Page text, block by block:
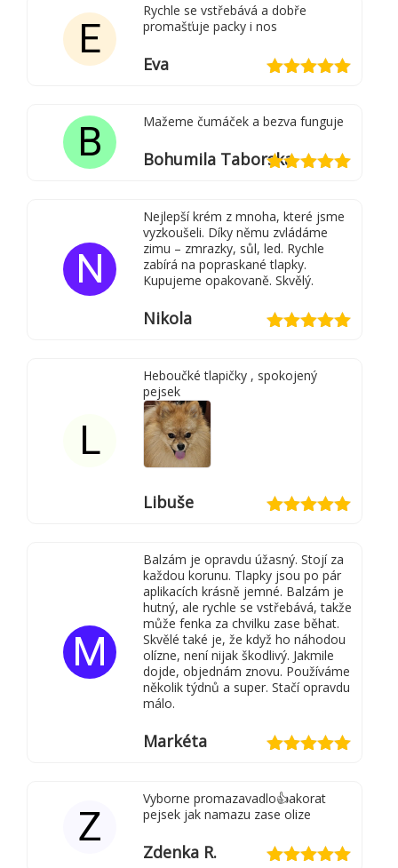
E
Rychle se vstřebává a dobře
promašťuje packy i nos
Eva
B Mažeme čumáček a bezva funguje
Bohumila Taborska
N
Nejlepší krém z mnoha, které jsme
vyzkoušeli. Díky němu zvládáme
zimu – zmrazky, sůl, led. Rychle
zabírá na popraskané tlapky.
Kupujeme opakovaně. Skvělý.
Nikola
L
Heboučké tlapičky , spokojený
pejsek
Libuše
M
Balzám je opravdu úžasný. Stojí za
každou korunu. Tlapky jsou po pár
aplikacích krásně jemné. Balzám je
hutný, ale rychle se vstřebává, takže
může fenka za chvilku zase běhat.
Skvělé také je, že když ho náhodou
olízne, není nijak škodlivý. Jakmile
dojde, objednám znovu. Používáme
několik týdnů a super. Stačí opravdu
málo.
Markéta
Z
Vyborne promazavadlo👍akorat
pejsek jak namazu zase olize
Zdenka R.